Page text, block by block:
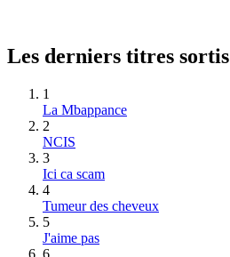
Les derniers titres sortis
1
La Mbappance
2
NCIS
3
Ici ca scam
4
Tumeur des cheveux
5
J'aime pas
6